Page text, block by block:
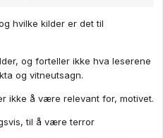
hvilke kilder er det til
og forteller ikke hva leserene
og vitneutsagn.
ikke å være relevant for, motivet.
til å være terror